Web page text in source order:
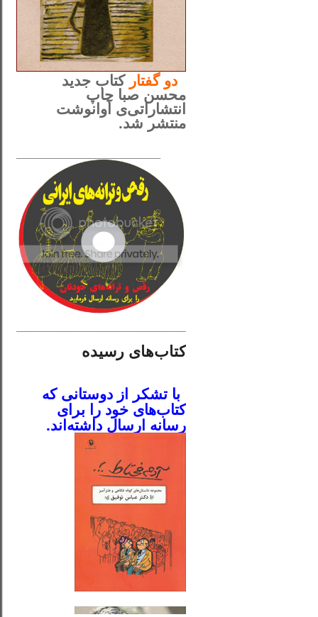
دوگفتار کتاب جدید
محسن صبا چاپ
انتشاراتی‌ی آوانوشت
منتشر شد.
کتاب‌های رسیده
با تشکر از دوستانی که
کتاب‌های خود را برای
رسانه ارسال داشته‌اند.